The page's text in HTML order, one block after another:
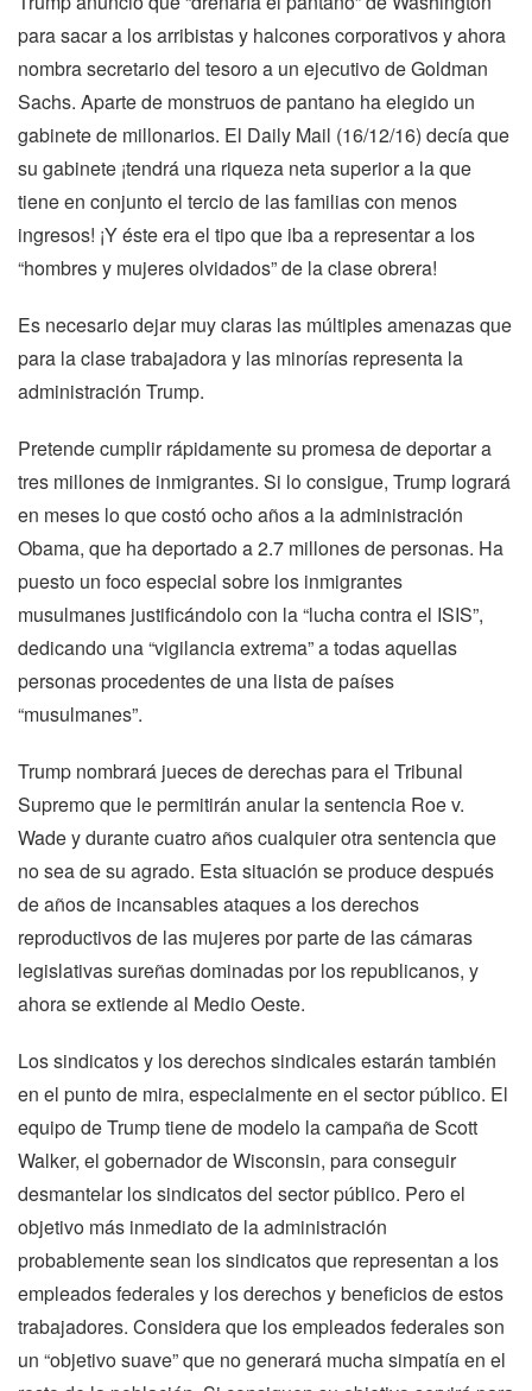
para sacar a los arribistas y halcones corporativos y ahora
nombra secretario del tesoro a un ejecutivo de Goldman
Sachs. Aparte de monstruos de pantano ha elegido un
gabinete de millonarios. El Daily Mail (16/12/16) decía que
su gabinete ¡tendrá una riqueza neta superior a la que
tiene en conjunto el tercio de las familias con menos
ingresos! ¡Y éste era el tipo que iba a representar a los
“hombres y mujeres olvidados” de la clase obrera!
Es necesario dejar muy claras las múltiples amenazas que
para la clase trabajadora y las minorías representa la
administración Trump.
Pretende cumplir rápidamente su promesa de deportar a
tres millones de inmigrantes. Si lo consigue, Trump logrará
en meses lo que costó ocho años a la administración
Obama, que ha deportado a 2.7 millones de personas. Ha
puesto un foco especial sobre los inmigrantes
musulmanes justificándolo con la “lucha contra el ISIS”,
dedicando una “vigilancia extrema” a todas aquellas
personas procedentes de una lista de países
“musulmanes”.
Trump nombrará jueces de derechas para el Tribunal
Supremo que le permitirán anular la sentencia Roe v.
Wade y durante cuatro años cualquier otra sentencia que
no sea de su agrado. Esta situación se produce después
de años de incansables ataques a los derechos
reproductivos de las mujeres por parte de las cámaras
legislativas sureñas dominadas por los republicanos, y
ahora se extiende al Medio Oeste.
Los sindicatos y los derechos sindicales estarán también
en el punto de mira, especialmente en el sector público. El
equipo de Trump tiene de modelo la campaña de Scott
Walker, el gobernador de Wisconsin, para conseguir
desmantelar los sindicatos del sector público. Pero el
objetivo más inmediato de la administración
probablemente sean los sindicatos que representan a los
empleados federales y los derechos y beneficios de estos
trabajadores. Considera que los empleados federales son
un “objetivo suave” que no generará mucha simpatía en el